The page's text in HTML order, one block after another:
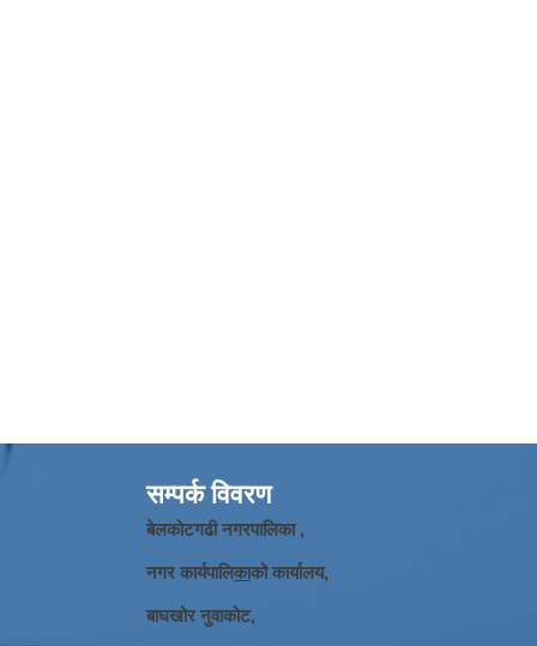
सम्पर्क विवरण
बेलकोटगढी नगरपालिका ,
नगर कार्यपालिकाको कार्यालय,
बाघखोर नुवाकोट,